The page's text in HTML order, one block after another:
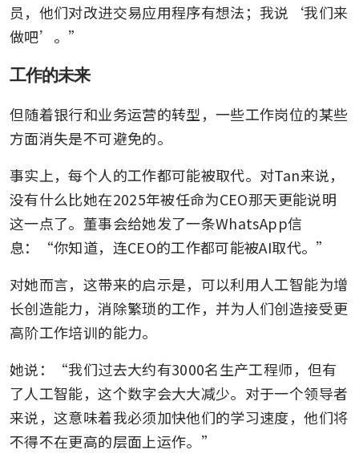
员，他们对改进交易应用程序有想法；我说‘我们来
做吧’。”
工作的未来
但随着银行和业务运营的转型，一些工作岗位的某些
方面消失是不可避免的。
事实上，每个人的工作都可能被取代。对Tan来说，
没有什么比她在2025年被任命为CEO那天更能说明
这一点了。董事会给她发了一条WhatsApp信
息：“你知道，连CEO的工作都可能被AI取代。”
对她而言，这带来的启示是，可以利用人工智能为增
长创造能力，消除繁琐的工作，并为人们创造接受更
高阶工作培训的能力。
她说：“我们过去大约有3000名生产工程师，但有
了人工智能，这个数字会大大减少。对于一个领导者
来说，这意味着我必须加快他们的学习速度，他们将
不得不在更高的层面上运作。”